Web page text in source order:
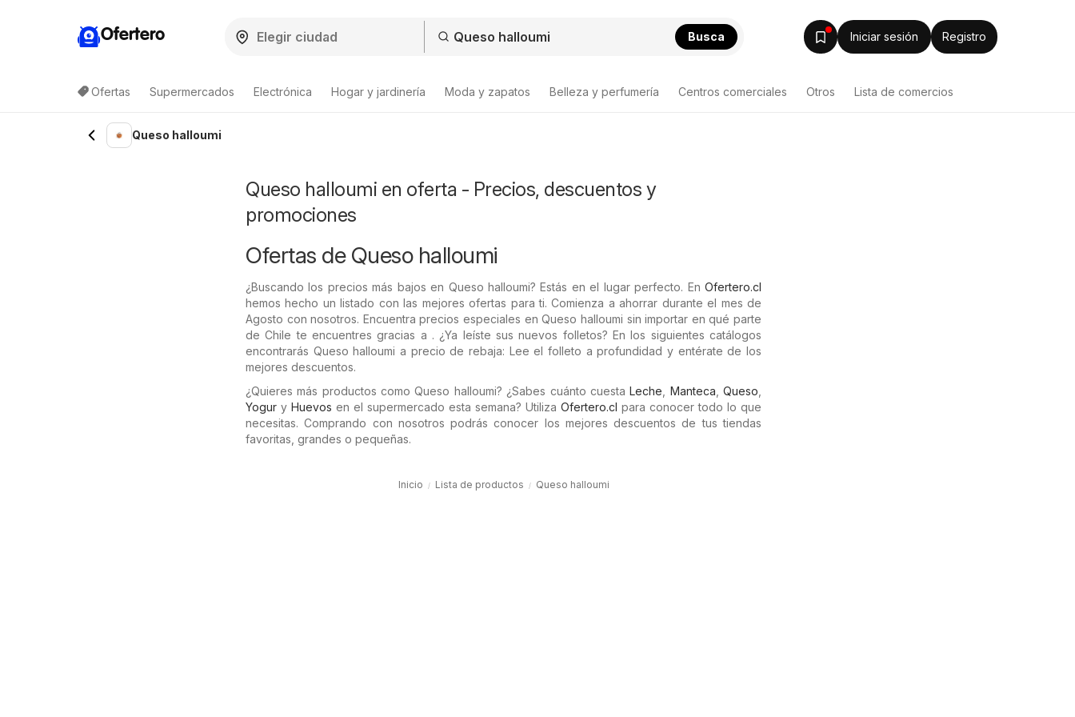
Ofertero Busca Iniciar sesión Registro
Ofertas Supermercados Electrónica Hogar y jardinería Moda y zapatos Belleza y perfumería Centros comerciales Otros Lista de comercios
Lista de productosQueso halloumi
Queso halloumi en oferta - Precios, descuentos y
promociones
Ofertas de Queso halloumi
¿Buscando los precios más bajos en Queso halloumi? Estás en el lugar perfecto. En Ofertero.cl
hemos hecho un listado con las mejores ofertas para ti. Comienza a ahorrar durante el mes de
Agosto con nosotros. Encuentra precios especiales en Queso halloumi sin importar en qué parte
de Chile te encuentres gracias a . ¿Ya leíste sus nuevos folletos? En los siguientes catálogos
encontrarás Queso halloumi a precio de rebaja: Lee el folleto a profundidad y entérate de los
mejores descuentos.
¿Quieres más productos como Queso halloumi? ¿Sabes cuánto cuestaLeche Manteca ,Queso
Yogur y Huevos en el supermercado esta semana? Utiliza Ofertero.cl para conocer todo lo que
necesitas. Comprando con nosotros podrás conocer los mejores descuentos de tus tiendas
favoritas, grandes o pequeñas.
Inicio Lista de productos Queso halloumi